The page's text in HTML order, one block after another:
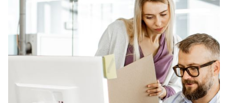
Prüfung der
Geschäftsidee
Tipps zur Erstellung eines
Businessplans
Prüfung des Businessplans auf
Umsetzbarkeit und Tragfähigkeit
Beratung zur
Gründungsart, z. B.
Franchising, Unternehmensnachfolge und